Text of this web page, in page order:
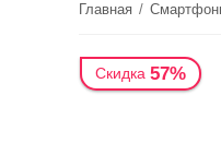
Главная /
Скидка 57%